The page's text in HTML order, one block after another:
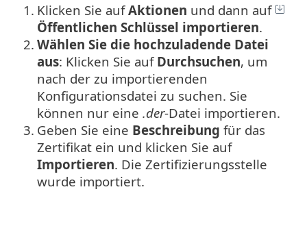
1. Klicken Sie aufAktionen und dann auf
Öffentlichen Schlüssel importieren.
2. Wählen Sie die hochzuladende Datei
aus: Klicken Sie auf Durchsuchen, um
nach der zu importierenden
Konfigurationsdatei zu suchen. Sie
können nur eine .der-Datei importieren.
3. Geben Sie eine Beschreibung für das
Zertifikat ein und klicken Sie auf
Importieren. Die Zertifizierungsstelle
wurde importiert.